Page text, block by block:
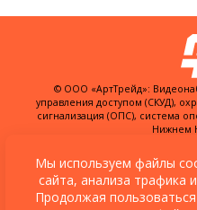
© ООО «АртТрейд»:
управления доступом (СКУД),
сигнализация (ОПС), система
Нижнем
ул.
Разработка сайта:
Мы используем файлы
сайта, анализа трафика
Продолжая